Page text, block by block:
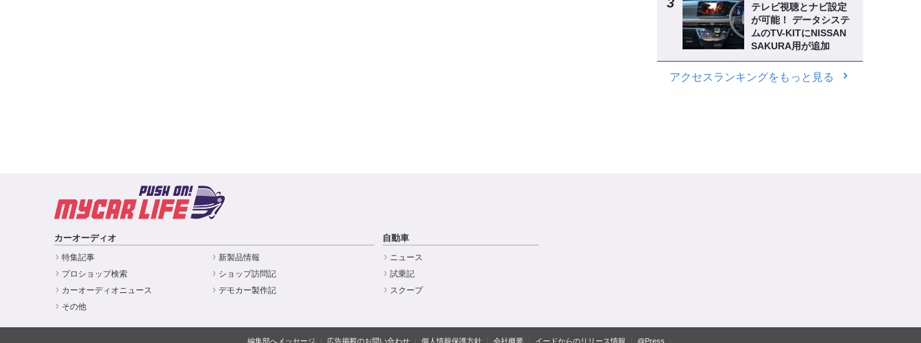
テレビ視聴とナビ設定
が可能！ データシステ
ムのTV-KITにNISSAN
SAKURA用が追加
アクセスランキングをもっと見る
カーオーディオ
特集記事
新製品情報
プロショップ検索
ショップ訪問記
カーオーディオニュース
デモカー製作記
その他
自動車
ニュース
試乗記
スクープ
編集部へメッセージ 広告掲載のお問い合わせ 個人情報保護方針 会社概要 イードからのリリース情報 @Press